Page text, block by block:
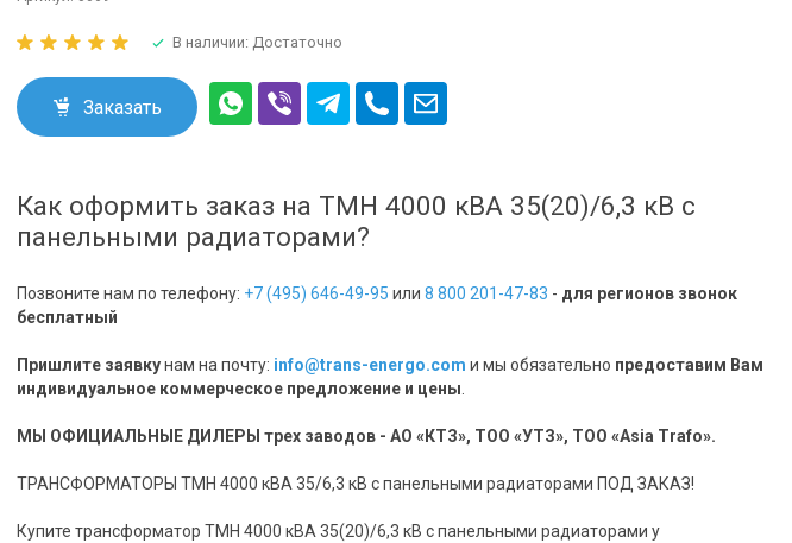
В наличии: Достаточно
Заказать
Как оформить заказ на ТМН 4000 кВА 35(20)/6,3 кВ с
панельными радиаторами?
Позвоните нам по телефону: +7 (495) 646-49-95 или 8 800 201-47-83 - для регионов звонок
бесплатный
Пришлите заявкунам на почту: info@trans-energo.com и мы обязательно предоставим Вам
индивидуальное коммерческое предложение и цены
МЫ ОФИЦИАЛЬНЫЕ ДИЛЕРЫ трех заводов - АО «КТЗ», ТОО «УТЗ», ТОО «Asia Trafo».
ТРАНСФОРМАТОРЫ ТМН 4000 кВА 35/6,3 кВ с панельными радиаторами ПОД ЗАКАЗ!
Купите трансформатор ТМН 4000 кВА 35(20)/6,3 кВ с панельными радиаторами у